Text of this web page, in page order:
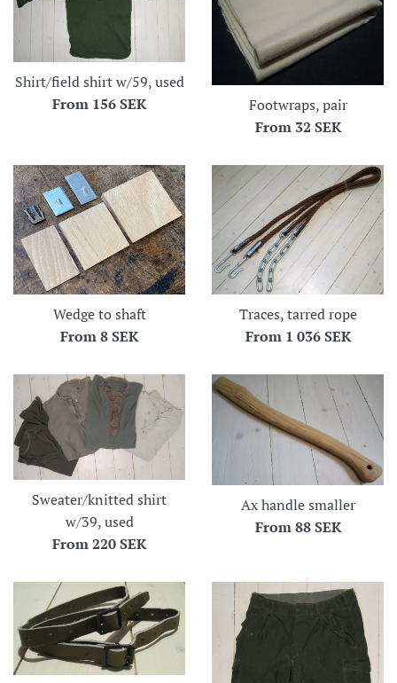
Shirt/field shirt w/59, used
From 156 SEK
Footwraps, pair
From 32 SEK
Wedge to shaft
From8 SEK
Traces, tarred rope
From 1 036 SEK
Sweater/knitted shirt
w/39, used
From220 SEK
Ax handle smaller
From88 SEK